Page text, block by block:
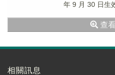
年 9 月 30 日生
查
相關訊息